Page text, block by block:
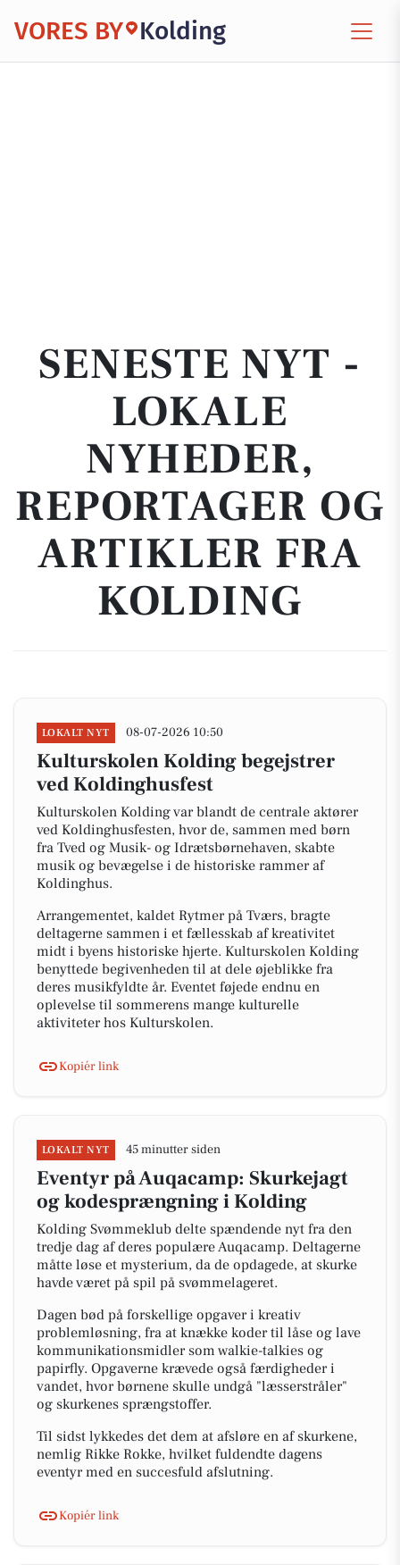
VORES BY Kolding
SENESTE NYT -
LOKALE
NYHEDER,
REPORTAGER OG
ARTIKLER FRA
KOLDING
LOKALT NYT 08-07-2026 10:50
Kulturskolen Kolding begejstrer
ved Koldinghusfest
Kulturskolen Kolding var blandt de centrale aktører
ved Koldinghusfesten, hvor de, sammen med børn
fra Tved og Musik- og Idrætsbørnehaven, skabte
musik og bevægelse i de historiske rammer af
Koldinghus.
Arrangementet, kaldet Rytmer på Tværs, bragte
deltagerne sammen i et fællesskab af kreativitet
midt i byens historiske hjerte. Kulturskolen Kolding
benyttede begivenheden til at dele øjeblikke fra
deres musikfyldte år. Eventet føjede endnu en
oplevelse til sommerens mange kulturelle
aktiviteter hos Kulturskolen.
Kopiér link
LOKALT NYT 45 minutter siden
Eventyr på Auqacamp: Skurkejagt
og kodesprængning i Kolding
Kolding Svømmeklub delte spændende nyt fra den
tredje dag af deres populære Auqacamp. Deltagerne
måtte løse et mysterium, da de opdagede, at skurke
havde været på spil på svømmelageret.
Dagen bød på forskellige opgaver i kreativ
problemløsning, fra at knække koder til låse og lave
kommunikationsmidler som walkie-talkies og
papirfly. Opgaverne krævede også færdigheder i
vandet, hvor børnene skulle undgå "læsserstråler"
og skurkenes sprængstoffer.
Til sidst lykkedes det dem at afsløre en af skurkene,
nemlig Rikke Rokke, hvilket fuldendte dagens
eventyr med en succesfuld afslutning.
Kopiér link